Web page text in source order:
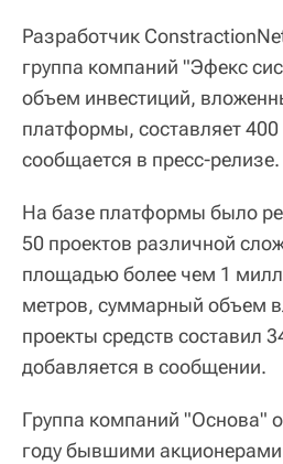
Разработчик
группа компаний "Эфекс
объем инвестиций,
платформы, составляет
сообщается в пресс-релизе.
На базе платформы было
50 проектов различной
площадью более чем 1
метров, суммарный объем
проекты средств составил
добавляется в сообщении.
Группа компаний "Основа"
году бывшими акционерами